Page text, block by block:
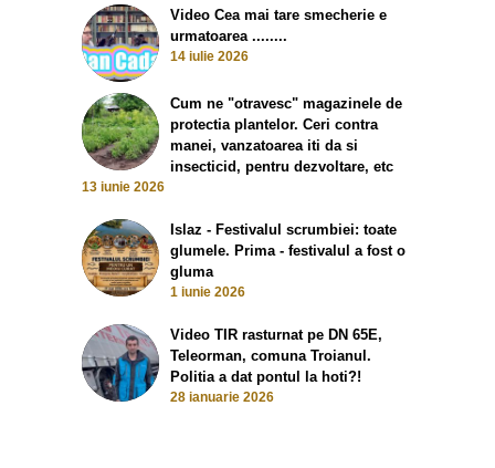
Video Cea mai tare smecherie e
urmatoarea ........
14 iulie 2026
Cum ne "otravesc" magazinele de
protectia plantelor. Ceri contra
manei, vanzatoarea iti da si
insecticid, pentru dezvoltare, etc
13 iunie 2026
Islaz - Festivalul scrumbiei: toate
glumele. Prima - festivalul a fost o
gluma
1 iunie 2026
Video TIR rasturnat pe DN 65E,
Teleorman, comuna Troianul.
Politia a dat pontul la hoti?!
28 ianuarie 2026